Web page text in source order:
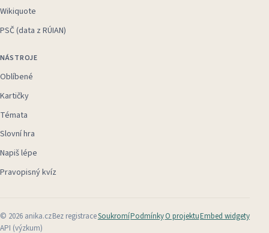
Wikiquote
PSČ (data z RÚIAN)
NÁSTROJE
Oblíbené
Kartičky
Témata
Slovní hra
Napiš lépe
Pravopisný kvíz
© 2026 anika.czBez registraceSoukromíPodmínkyO projektuEmbed widgety
API (výzkum)